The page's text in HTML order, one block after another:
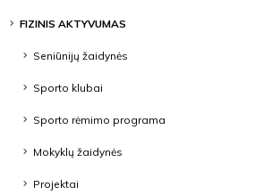
FIZINIS AKTYVUMAS
Seniūnijų žaidynės
Sporto klubai
Sporto rėmimo programa
Mokyklų žaidynės
Projektai